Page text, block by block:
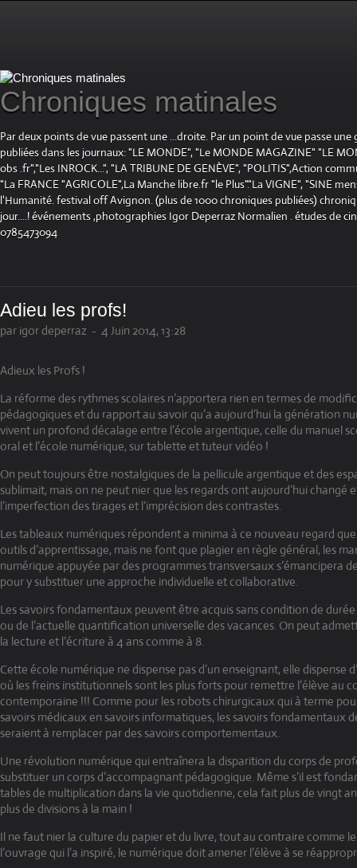
Chroniques matinales
Par deux points de vue passent une ...droite. Par un point de vue passe
publiées dans les journaux: "LE MONDE", "Le MONDE MAGAZINE" "LE
obs .fr","Les INROCK...", "LA TRIBUNE DE GENÈVE", "POLITIS",Action
"La FRANCE "AGRICOLE",La Manche libre.fr "le Plus"."La VIGNE", "SINE
l'Humanité. festival off Avignon. (plus de 1000 chroniques publiées)
jour....! événements ,photographies Igor Deperraz Normalien . études de
0785473094
Adieu les profs!
par igor deperraz - 4 Juin 2014, 13:28
Adieux les Profs !
La réforme des rythmes scolaires n’apportera rien en termes de
pédagogiques et du rapport au savoir qu’a aujourd’hui la génération
vivent un profond décalage entre l’école argentique, celle du manuel
oral et l’école numérique, sur tablette et tuteur vidéo !
On peut toujours être nostalgiques de la pellicule argentique et des
sublimait, mais on ne peut nier que les regards ont aujourd’hui changé
l’imperfection des tirages et l’imprécision des contrastes.
Les tableaux numériques répondent a minima à ce nouveau regard
outils d’apprentissage, mais ne font que plagier en règle général, les
numérique appuyée par des programmes transversaux s’émancipera
pour y substituer une approche individuelle et collaborative.
Les savoirs fondamentaux peuvent être acquis sans condition de
ou de l’actuelle quantification universelle des vacances. On peut
la lecture et l’écriture à 4 ans comme à 8.
Cette école numérique ne dispense pas d’un enseignant, elle dispense
où les freins institutionnels sont les plus forts pour remettre l’élève au
contemporaine !!! Comme pour les robots chirurgicaux qui à terme
savoirs médicaux en savoirs informatiques, les savoirs fondamentaux
seraient à remplacer par des savoirs comportementaux.
Une révolution numérique qui entraînera la disparition du corps de
substituer un corps d’accompagnant pédagogique. Même s’il est
tables de multiplication dans la vie quotidienne, cela fait plus de vingt
plus de divisions à la main !
Il ne faut nier la culture du papier et du livre, tout au contraire comme
l’ouvrage qui l’a inspiré, le numérique doit amener l’élève à se